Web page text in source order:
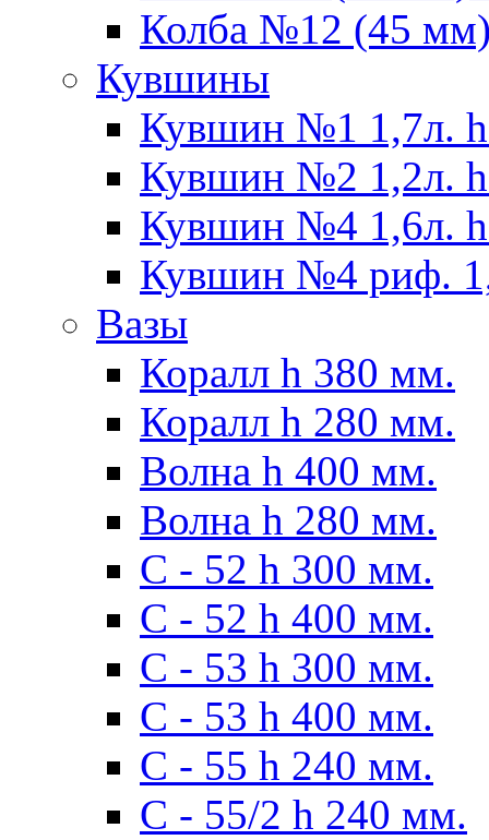
Колба №12 (45
Кувшины
Кувшин №1 1,7л.
Кувшин №2 1,2л.
Кувшин №4 1,6л.
Кувшин №4 риф.
Вазы
Коралл h 380 мм.
Коралл h 280 мм.
Волна h 400 мм.
Волна h 280 мм.
C - 52 h 300 мм.
C - 52 h 400 мм.
С - 53 h 300 мм.
С - 53 h 400 мм.
С - 55 h 240 мм.
С - 55/2 h 240 мм.